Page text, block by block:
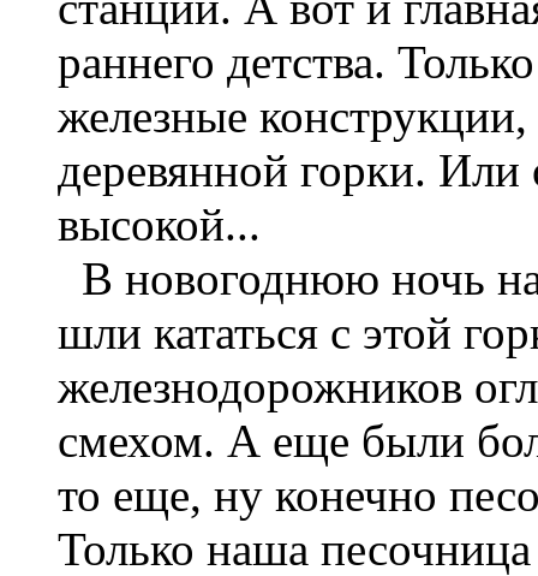
раннего детства.
железные
деревянной горки. Или
высокой...
В новогоднюю ночь
шли кататься с этой
железнодорожников
смехом. А еще были
то еще, ну конечно
Только наша